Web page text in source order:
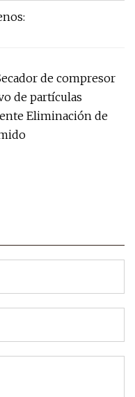
de compresor
de partículas
Eliminación de